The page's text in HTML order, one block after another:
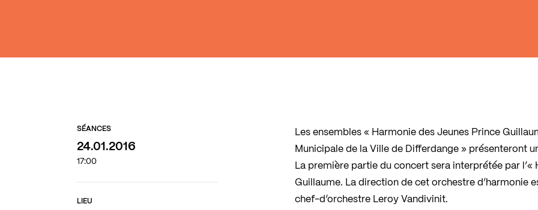
SÉANCES
24.01.2016
17:00
LIEU
Les ensembles « Harmonie des Jeunes Prince
Municipale de la Ville de Differdange » présenteront
La première partie du concert sera interprétée par l’«
Guillaume. La direction de cet orchestre d’harmonie
chef-d’orchestre Leroy Vandivinit.